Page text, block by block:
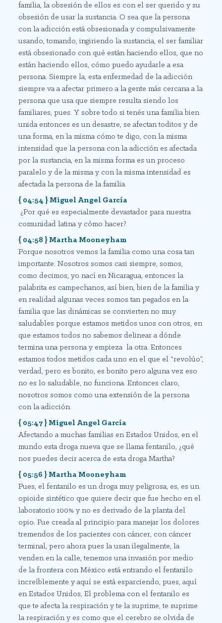
familia, la obsesión de ellos es con el ser querido y su
obsesión de usar la sustancia. O sea que la persona
con la adicción está obsesionada y compulsivamente
usando, tomando, ingiriendo la sustancia, el ser familiar
está obsesionado con qué están haciendo ellos, que no
están haciendo ellos, cómo puedo ayudarle a esa
persona. Siempre la, esta enfermedad de la adicción
siempre va a afectar primero a la gente más cercana a la
persona que usa que siempre resulta siendo los
familiares, pues. Y sobre todo si tenés una familia bien
unida entonces es un desastre, se afectan toditos y de
una forma, en la misma cómo te digo, con la misma
intensidad que la persona con la adicción es afectada
por la sustancia, en la misma forma es un proceso
paralelo y de la misma y con la misma intensidad es
afectada la persona de la familia.
{ 04:54 } Miguel Angel García
¿Por qué es especialmente devastador para nuestra
comunidad latina y cómo hacer?
{ 04:58 } Martha Mooneyham
Porque nosotros vemos la familia como una cosa tan
importante. Nosotros somos casi siempre, somos,
como decimos, yo nací en Nicaragua, entonces la
palabrita es campechanos, así bien, bien de la familia y
en realidad algunas veces somos tan pegados en la
familia que las dinámicas se convierten no muy
saludables porque estamos metidos unos con otros, en
que estamos todos no sabemos delinear a dónde
termina una persona y empieza la otra. Entonces
estamos todos metidos cada uno en el que el “revolúo”,
verdad, pero es bonito, es bonito pero alguna vez eso
no es lo saludable, no funciona. Entonces claro,
nosotros somos como una extensión de la persona
con la adicción.
{ 05:47 } Miguel Angel García
Afectando a muchas familias en Estados Unidos, en el
mundo esta droga nueva que se llama fentanilo, ¿qué
nos puedes decir acerca de esta droga Martha?
{ 05:56 } Martha Mooneyham
Pues, el fentanilo es un droga muy peligrosa, es, es un
opioide sintético que quiere decir que fue hecho en el
laboratorio 100% y no es derivado de la planta del
opio. Fue creada al principio para manejar los dolores
tremendos de los pacientes con cáncer, con cáncer
terminal, pero ahora pues la usan ilegalmente, la
venden en la calle, tenemos una invasión por medio
de la frontera con México está entrando el fentanilo
increíblemente y aquí se está esparciendo, pues, aquí
en Estados Unidos, El problema con el fentanilo es
que te afecta la respiración y te la suprime, te suprime
la respiración y es como que el cerebro se olvida de